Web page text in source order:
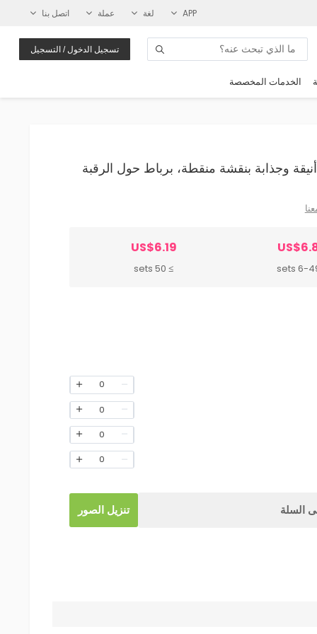
APP لغة عملة اتصل بنا
تسجيل الدخول / التسجيل
الخدمات المخصصة
6-49
US$6.19
≥ 50 sets
0
0
0
0
السلة تنزيل الصور